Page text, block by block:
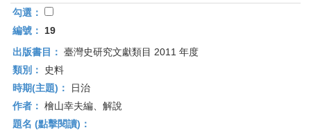
勾選：
編號：
19
出版書目： 臺灣史研究文獻類目 2011 年度
類別：
史料
時期(主題)：
日治
作者： 檜山幸夫編、解說
題名 (點擊閱讀)：